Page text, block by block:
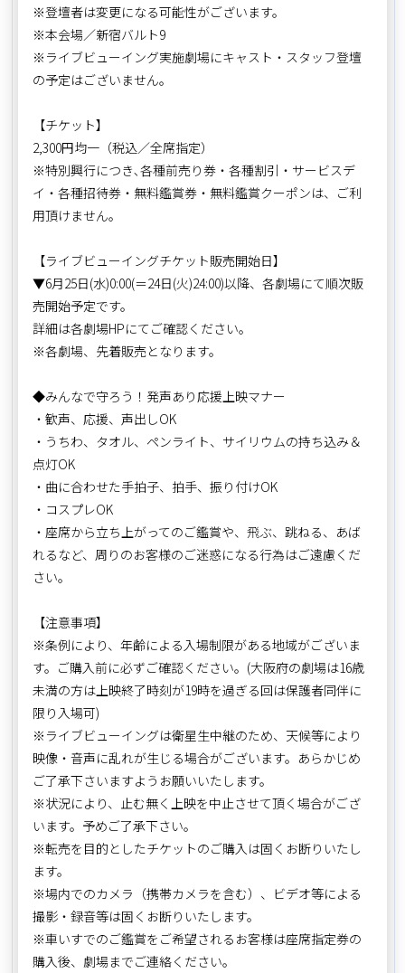
※登壇者は変更になる可能性がございます。
※本会場／新宿バルト9
※ライブビューイング実施劇場にキャスト・スタッフ登壇
の予定はございません。
【チケット】
2,300円均一（税込／全席指定）
※特別興行につき､各種前売り券・各種割引・サービスデ
イ・各種招待券・無料鑑賞券・無料鑑賞クーポンは、ご利
用頂けません。
【ライブビューイングチケット販売開始日】
▼6月25日(水)0:00(＝24日(火)24:00)以降、各劇場にて順次販
売開始予定です。
詳細は各劇場HPにてご確認ください。
※各劇場、先着販売となります。
◆みんなで守ろう！発声あり応援上映マナー
・歓声、応援、声出しOK
・うちわ、タオル、ペンライト、サイリウムの持ち込み＆
点灯OK
・曲に合わせた手拍子、拍手、振り付けOK
・コスプレOK
・座席から立ち上がってのご鑑賞や、飛ぶ、跳ねる、あば
れるなど、周りのお客様のご迷惑になる行為はご遠慮くだ
さい。
【注意事項】
※条例により、年齢による入場制限がある地域がございま
す。ご購入前に必ずご確認ください。(大阪府の劇場は16歳
未満の方は上映終了時刻が19時を過ぎる回は保護者同伴に
限り入場可)
※ライブビューイングは衛星生中継のため、天候等により
映像・音声に乱れが生じる場合がございます。あらかじめ
ご了承下さいますようお願いいたします。
※状況により、止む無く上映を中止させて頂く場合がござ
います。予めご了承下さい。
※転売を目的としたチケットのご購入は固くお断りいたし
ます。
※場内でのカメラ（携帯カメラを含む）、ビデオ等による
撮影・録音等は固くお断りいたします。
※車いすでのご鑑賞をご希望されるお客様は座席指定券の
購入後、劇場までご連絡ください。